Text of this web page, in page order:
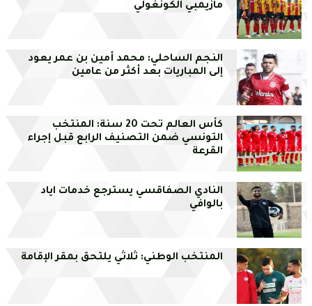
مازيمبي الكونغولي
النجم الساحلي: محمد أمين بن عمر يعود
إلى المباريات بعد أكثر من عامين
كأس العالم تحت 20 سنة: المنتخب
التونسي ضمن التصنيف الرابع قبل إجراء
القرعة
النادي الصفاقسي يسترجع خدمات اياد
بالوافي
المنتخب الوطني: ثلاثي يلتحق بمقر الإقامة